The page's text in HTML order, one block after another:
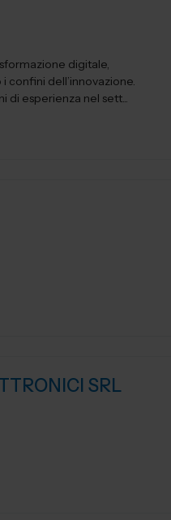
digitale,
confini dell’innovazione.
di esperienza nel sett...
SRL